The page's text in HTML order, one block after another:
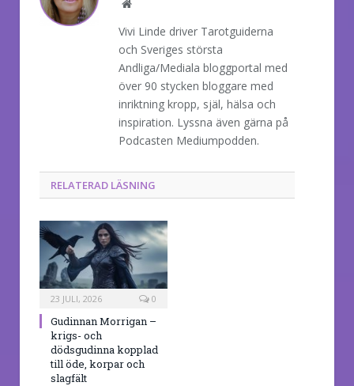
Website
Vivi Linde driver Tarotguiderna
och Sveriges största
Andliga/Mediala bloggportal med
över 90 stycken bloggare med
inriktning kropp, själ, hälsa och
inspiration. Lyssna även gärna på
Podcasten Mediumpodden.
RELATERAD LÄSNING
23 JULI, 2026 0
Gudinnan Morrigan –
krigs- och
dödsgudinna kopplad
till öde, korpar och
slagfält